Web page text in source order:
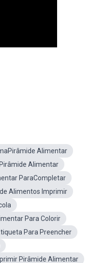
Alimentar
Alimentar
ParaCompletar
Alimentos Imprimir
Para Colorir
Para Preencher
Pirâmide Alimentar